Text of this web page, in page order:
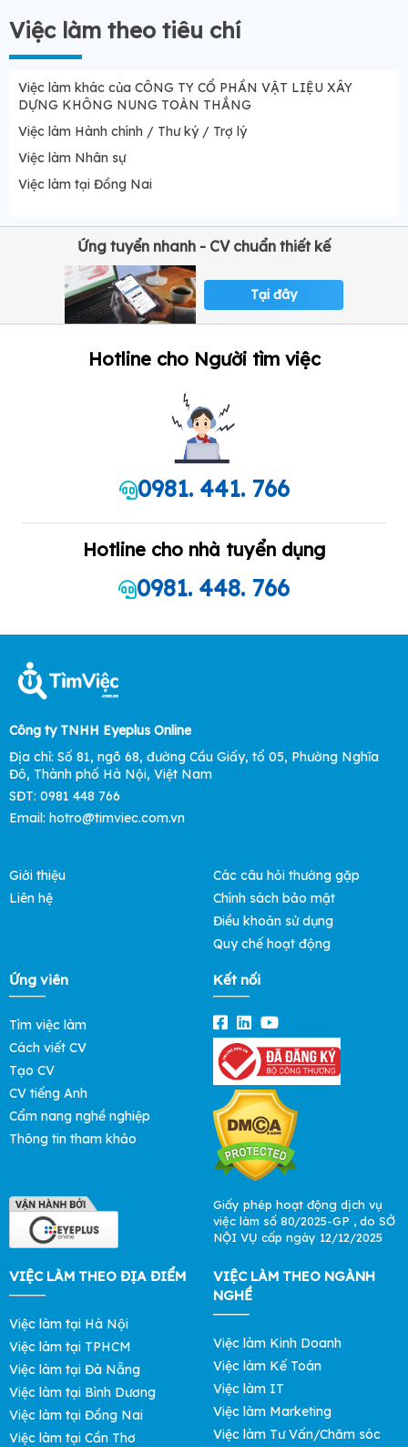
Việc làm theo tiêu chí
Việc làm khác của CÔNG TY CỔ PHẦN VẬT LIỆU XÂY
DỰNG KHÔNG NUNG TOÀN THẮNG
Việc làm Hành chính / Thư ký / Trợ lý
Việc làm Nhân sự
Việc làm tại Đồng Nai
Ứng tuyển nhanh - CV chuẩn thiết kế
Tại đây
Hotline cho Người tìm việc
0981. 441. 766
Hotline cho nhà tuyển dụng
0981. 448. 766
Công ty TNHH Eyeplus Online
Địa chỉ: Số 81, ngõ 68, đường Cầu Giấy, tổ 05, Phường Nghĩa
Đô, Thành phố Hà Nội, Việt Nam
SĐT: 0981 448 766
Email: hotro@timviec.com.vn
Giới thiệu
Liên hệ
Các câu hỏi thường gặp
Chính sách bảo mật
Điều khoản sử dụng
Quy chế hoạt động
Ứng viên
Tìm việc làm
Cách viết CV
Tạo CV
CV tiếng Anh
Cẩm nang nghề nghiệp
Thông tin tham khảo
Kết nối
Giấy phép hoạt động dịch vụ
việc làm số 80/2025-GP , do SỞ
NỘI VỤ cấp ngày 12/12/2025
VIỆC LÀM THEO ĐỊA ĐIỂM
Việc làm tại Hà Nội
Việc làm tại TPHCM
Việc làm tại Đà Nẵng
Việc làm tại Bình Dương
Việc làm tại Đồng Nai
Việc làm tại Cần Thơ
VIỆC LÀM THEO NGÀNH
NGHỀ
Việc làm Kinh Doanh
Việc làm Kế Toán
Việc làm IT
Việc làm Marketing
Việc làm Tư Vấn/Chăm sóc